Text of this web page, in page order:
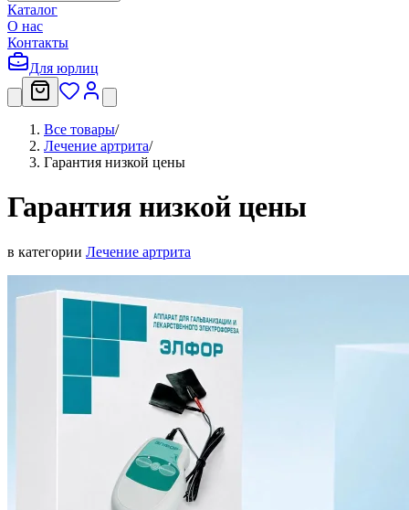
Каталог
О нас
Контакты
Для юрлиц
Все товары/
Лечение артрита/
Гарантия низкой цены
Гарантия низкой цены
в категории Лечение артрита